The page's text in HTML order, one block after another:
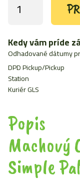
množstvo
Strom
života
Simple
Palisander
30cm
Kedy vám príde
Odhadované dátumy
DPD Pickup/Pickup
Station
Kuriér GLS
Popis
Machový
Simple